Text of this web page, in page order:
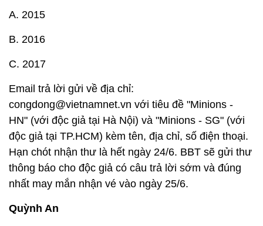
A. 2015
B. 2016
C. 2017
Email trả lời gửi về địa chỉ:
congdong@vietnamnet.vn với tiêu đề "Minions -
HN" (với độc giả tại Hà Nội) và "Minions - SG" (với
độc giả tại TP.HCM) kèm tên, địa chỉ, số điện thoại.
Hạn chót nhận thư là hết ngày 24/6. BBT sẽ gửi thư
thông báo cho độc giả có câu trả lời sớm và đúng
nhất may mắn nhận vé vào ngày 25/6.
Quỳnh An